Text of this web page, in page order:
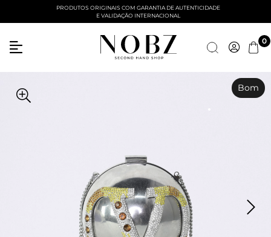
PRODUTOS ORIGINAIS COM GARANTIA DE AUTENTICIDADE
E VALIDAÇÃO INTERNACIONAL
0
Bom